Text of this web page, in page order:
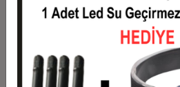
Taksit Taksit Tutarı
7.000,00 TL
2
3.500,00 TL
3
2.496,67 TL